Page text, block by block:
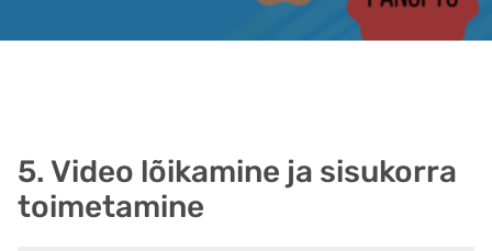
5. Video lõikamine ja sisukorra
toimetamine